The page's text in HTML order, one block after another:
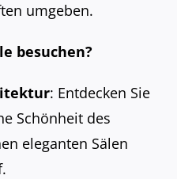
umgeben.
besuchen?
: Entdecken Sie
Schönheit des
eleganten Sälen